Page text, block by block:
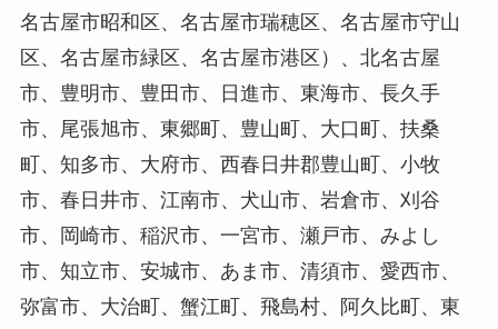
名古屋市昭和区、名古屋市瑞穂区、名古屋市守山
区、名古屋市緑区、名古屋市港区）、北名古屋
市、豊明市、豊田市、日進市、東海市、長久手
市、尾張旭市、東郷町、豊山町、大口町、扶桑
町、知多市、大府市、西春日井郡豊山町、小牧
市、春日井市、江南市、犬山市、岩倉市、刈谷
市、岡崎市、稲沢市、一宮市、瀬戸市、みよし
市、知立市、安城市、あま市、清須市、愛西市、
弥富市、大治町、蟹江町、飛島村、阿久比町、東